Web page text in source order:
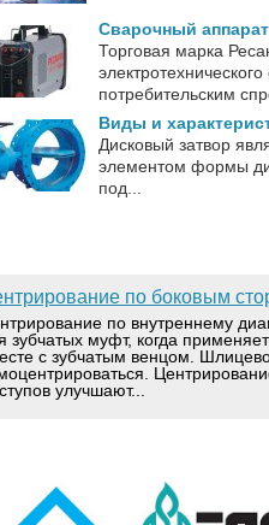
Сварочный
Торговая марка
потребительским
Виды и
Дисковый затвор
элементом формы
под...
по боковым
по внутреннему
зубчатых муфт, когда
с зубчатым венцом.
улучшают...